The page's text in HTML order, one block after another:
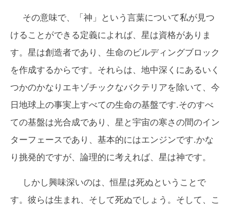
その意味で、「神」という言葉について私が見つ
けることができる定義によれば、星は資格がありま
す。星は創造者であり、生命のビルディングブロック
を作成するからです。それらは、地中深くにあるいく
つかのかなりエキゾチックなバクテリアを除いて、今
日地球上の事実上すべての生命の基盤です.そのすべ
ての基盤は光合成であり、星と宇宙の寒さの間のイン
ターフェースであり、基本的にはエンジンです.かな
り挑発的ですが、論理的に考えれば、星は神です。
しかし興味深いのは、恒星は死ぬということで
す。彼らは生まれ、そして死ぬでしょう。そして、こ